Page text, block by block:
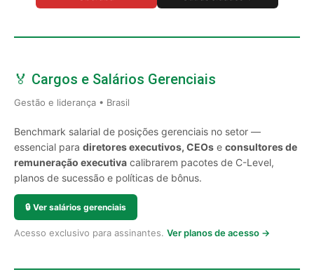
🏅 Cargos e Salários Gerenciais
Gestão e liderança • Brasil
Benchmark salarial de posições gerenciais no setor —
essencial para diretores executivos, CEOs e consultores de
remuneração executiva calibrarem pacotes de C-Level,
planos de sucessão e políticas de bônus.
🔒 Ver salários gerenciais
Acesso exclusivo para assinantes. Ver planos de acesso →